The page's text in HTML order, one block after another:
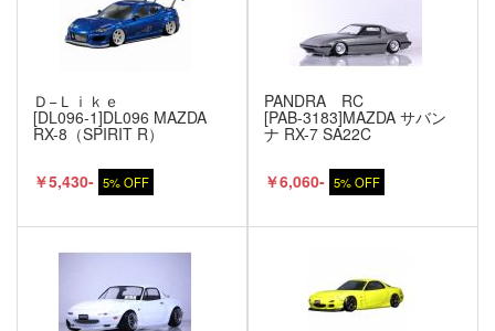
Ｄ−Ｌｉｋｅ
[DL096-1]DL096 MAZDA
RX-8（SPIRIT R）
￥5,430- 5% OFF
PANDRA RC
[PAB-3183]MAZDA サバン
ナ RX-7 SA22C
￥6,060- 5% OFF